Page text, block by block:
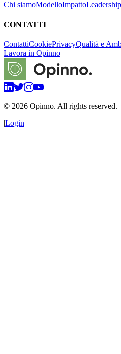
Chi siamoModelloImpattoLeadership
CONTATTI
ContattiCookiePrivacyQualità e
Lavora in Opinno
© 2026 Opinno. All rights reserved.
|Login